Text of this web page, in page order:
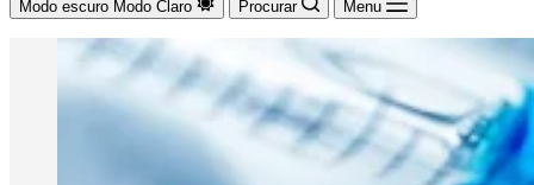
Modo escuro Modo Claro Procurar Menu